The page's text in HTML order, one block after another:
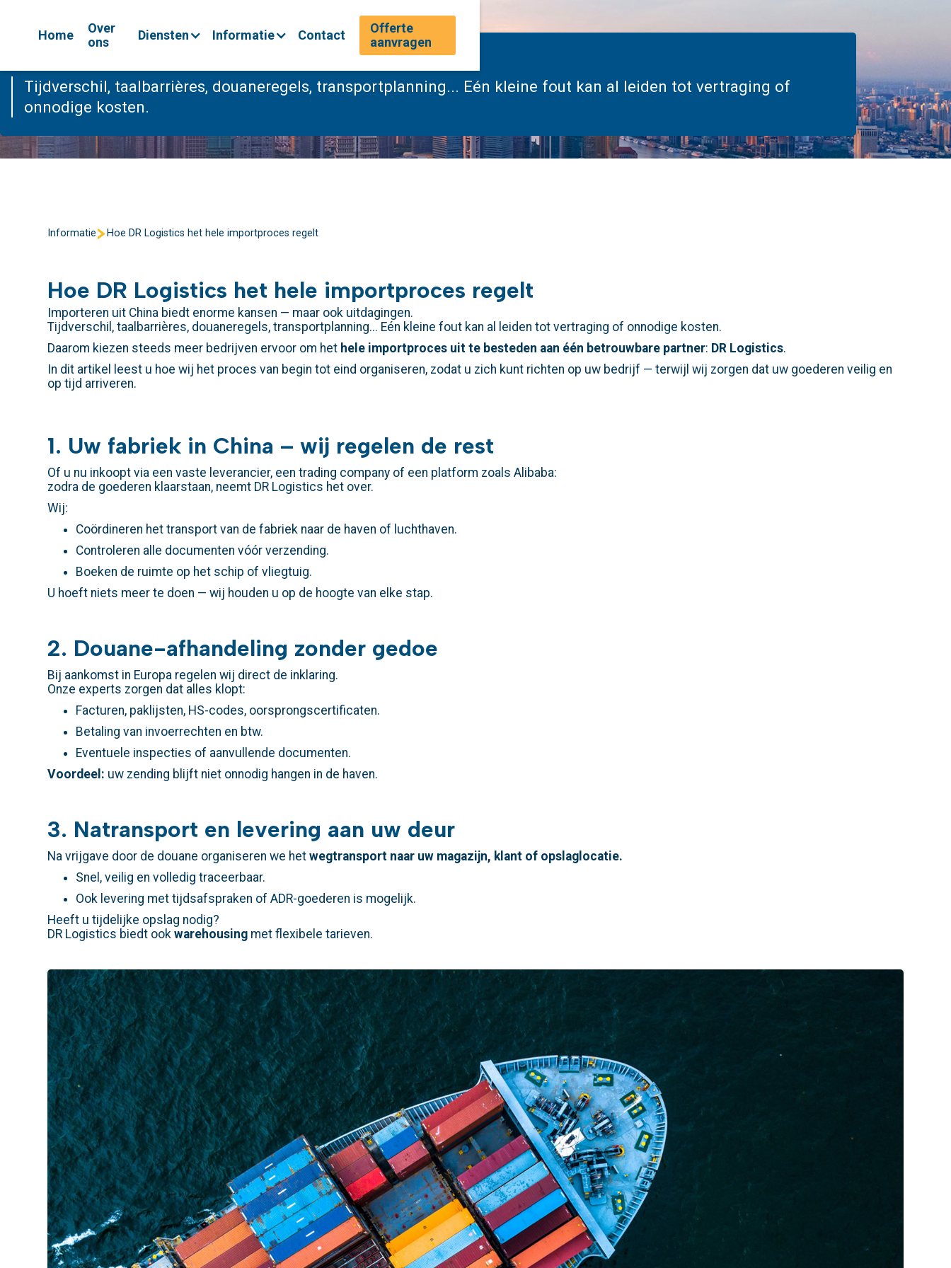
Home
Over
ons
Diensten Informatie Contact
Offerte
aanvragen
Tijdverschil, taalbarrières, douaneregels, transportplanning... Eén kleine fout kan al leiden tot vertraging of
onnodige kosten.
Informatie Hoe DR Logistics het hele importproces regelt
Hoe DR Logistics het hele importproces regelt
Importeren uit China biedt enorme kansen — maar ook uitdagingen.
Tijdverschil, taalbarrières, douaneregels, transportplanning... Eén kleine fout kan al leiden tot vertraging of onnodige kosten.
Daarom kiezen steeds meer bedrijven ervoor om het hele importproces uit te besteden aan één betrouwbare partner: DR Logistics.
In dit artikel leest u hoe wij het proces van begin tot eind organiseren, zodat u zich kunt richten op uw bedrijf — terwijl wij zorgen dat uw goederen veilig en
op tijd arriveren.
1. Uw fabriek in China – wij regelen de rest
Of u nu inkoopt via een vaste leverancier, een trading company of een platform zoals Alibaba:
zodra de goederen klaarstaan, neemt DR Logistics het over.
Wij:
Coördineren het transport van de fabriek naar de haven of luchthaven.
Controleren alle documenten vóór verzending.
Boeken de ruimte op het schip of vliegtuig.
U hoeft niets meer te doen — wij houden u op de hoogte van elke stap.
2. Douane-afhandeling zonder gedoe
Bij aankomst in Europa regelen wij direct de inklaring.
Onze experts zorgen dat alles klopt:
Facturen, paklijsten, HS-codes, oorsprongscertificaten.
Betaling van invoerrechten en btw.
Eventuele inspecties of aanvullende documenten.
Voordeel: uw zending blijft niet onnodig hangen in de haven.
3. Natransport en levering aan uw deur
Na vrijgave door de douane organiseren we hetwegtransport naar uw magazijn, klant of opslaglocatie.
Snel, veilig en volledig traceerbaar.
Ook levering met tijdsafspraken of ADR-goederen is mogelijk.
Heeft u tijdelijke opslag nodig?
DR Logistics biedt ookwarehousing met flexibele tarieven.